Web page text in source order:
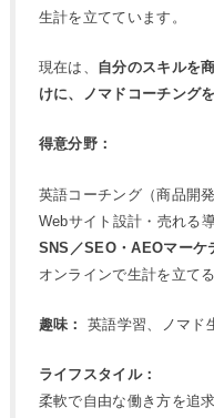
生計を立てています。
現在は、 自分のスキルを
けに、ノマドコーチングを
得意分野：
英語コーチング（商品開
Webサイト設計・売れる
SNS／SEO・AEOマーケ
オンラインで生計を立て
趣味： 英語学習、ノマド
ライフスタイル：
柔軟で自由な働き方を追